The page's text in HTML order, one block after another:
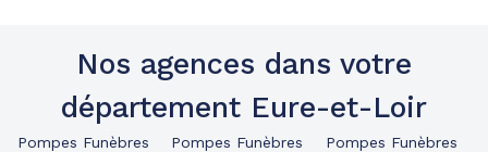
Nos agences dans votre
département Eure-et-Loir
Pompes Funèbres
Pompes Funèbres
Pompes Funèbres